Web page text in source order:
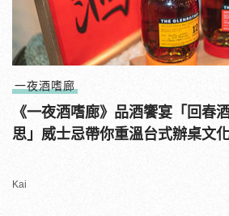
一夜酒嗜廊
《一夜酒嗜廊》品酒饗宴「回春
思」威士忌帶你重溫台式辦桌文化
Kai